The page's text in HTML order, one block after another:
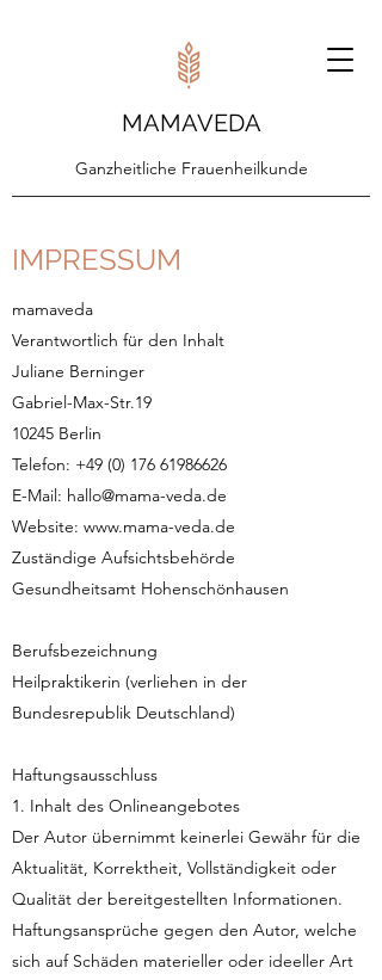
MAMAVEDA
Ganzheitliche Frauenheilkunde
IMPRESSUM
mamaveda
Verantwortlich für den Inhalt
Juliane Berninger
Gabriel-Max-Str.19
10245 Berlin
Telefon: +49 (0) 176 61986626
E-Mail: hallo@mama-veda.de
Website: www.mama-veda.de
Zuständige Aufsichtsbehörde
Gesundheitsamt Hohenschönhausen
Berufsbezeichnung
Heilpraktikerin (verliehen in der
Bundesrepublik Deutschland)
Haftungsausschluss
1. Inhalt des Onlineangebotes
Der Autor übernimmt keinerlei Gewähr für die
Aktualität, Korrektheit, Vollständigkeit oder
Qualität der bereitgestellten Informationen.
Haftungsansprüche gegen den Autor, welche
sich auf Schäden materieller oder ideeller Art